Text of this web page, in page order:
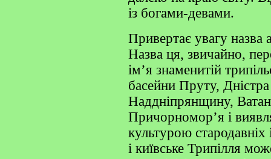
із богами-девами.
Привертає увагу назва
Назва ця, звичайно,
ім’я знаменитій
басейни Пруту,
Наддніпрянщину,
Причорномор’я і
культурою
і київське Трипілля